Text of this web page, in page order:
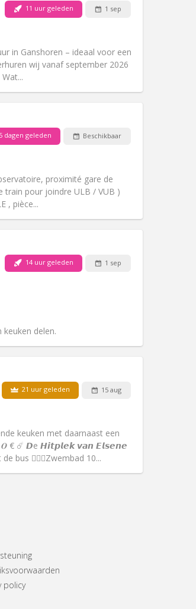
11 uur geleden 1 sep
in Ganshoren – ideaal voor een
wij vanaf september 2026
Nee
5 dagen geleden Beschikbaar
proximité gare de
train pour joindre ULB / VUB )
, pièce...
Nee
14 uur geleden 1 sep
delen.
Nee
21 uur geleden 15 aug
keuken met daarnaast een
𝑶 € ☄️ 𝘿e 𝙃𝙞𝙩𝙥𝙡𝙚𝙠 𝙫𝙖𝙣 𝙀𝙡𝙨𝙚𝙣𝙚
🏊🏼‍♀️Zwembad 10...
rustig, ernstig
Nee
policy